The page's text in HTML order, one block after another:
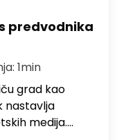
predvodnika
1min
grad kao
nastavlja
medija.…